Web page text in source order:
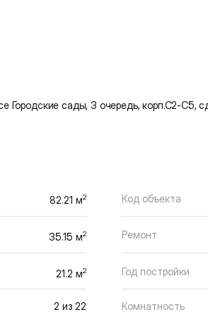
Городские сады, 3 очередь, корп.С2-С5,
82.21 м2 Код объекта
35.15 м2 Ремонт
21.2 м2 Год постройки
2 из 22 Комнатность